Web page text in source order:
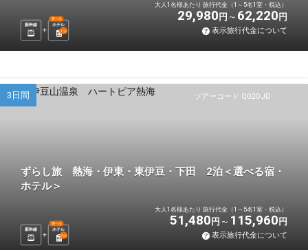
新幹線 ホテル
選べる
1 泊
大人1名様あたり 旅行代金（1～5名1室・税込）
29,980 円 62,220 円
表示旅行代金について
ツアーコード Q02OJD
3日間
ずらし旅 熱海・伊東・東伊豆・下田 2泊＜選べる宿・
ホテル＞
新幹線 ホテル
選べる
2泊
大人1名様あたり 旅行代金（1～5名1室・税込）
51,480 円 115,960 円
表示旅行代金について